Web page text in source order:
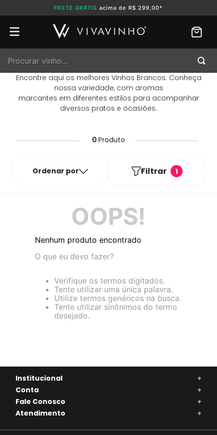
FRETE GRÁTIS acima de R$ 299,00*
Encontre aqui os melhores Vinhos Brancos. Conheça
nossa variedade, com aromas
marcantes em diferentes estilos para acompanhar
diversos pratos e ocasiões.
0 Produto
Ordenar por Filtrar 1
OOPS!
Nenhum produto encontrado
O que eu devo fazer?
Verifique os termos digitados.
Tente utilizar uma única palavra.
Utilize termos genéricos na busca.
Tente utilizar sinônimos do termo
desejado.
Institucional
+
Conta
+
Fale Conosco
+
Atendimento
+